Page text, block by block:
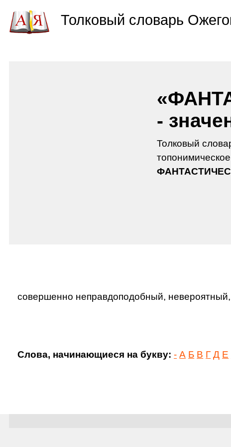
-
Толковый
совершенно неправдоподобный,
Слова, начинающиеся на букву: - А Б В Г Д Е
Толковый словарь